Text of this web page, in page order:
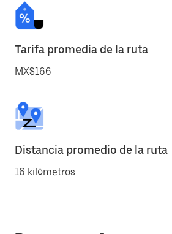
Tarifa promedia de la ruta
MX$166
Distancia promedio de la ruta
16 kilómetros